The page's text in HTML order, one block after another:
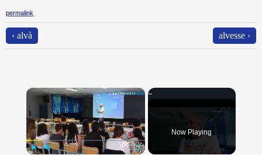
permalink
‹ alvà alvesse ›
×
Now Playing